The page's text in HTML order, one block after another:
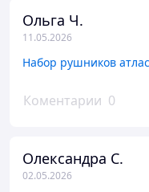
Ольга Ч.
11.05.2026
Коментарии 0
Олександра С.
02.05.2026